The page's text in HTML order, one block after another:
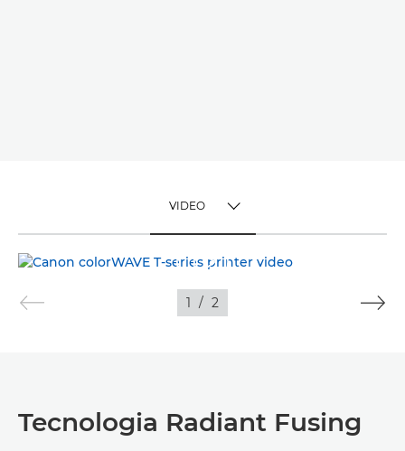
VIDEO
VIDEO
IMMAGINI
1 / 2
Tecnologia Radiant Fusing